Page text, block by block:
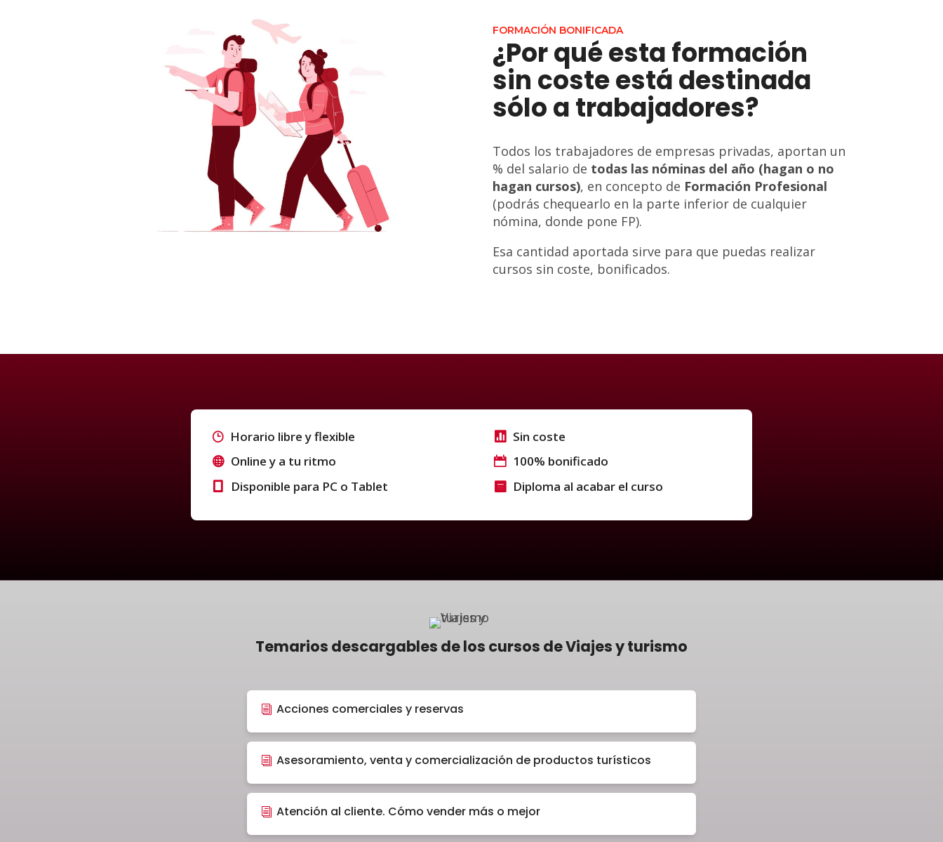
FORMACIÓN BONIFICADA
¿Por qué esta formación
sin coste está destinada
sólo a trabajadores?
Todos los trabajadores de empresas privadas, aportan un
% del salario de todas las nóminas del año (hagan o no
hagan cursos), en concepto de Formación Profesional
(podrás chequearlo en la parte inferior de cualquier
nómina, donde pone FP).
Esa cantidad aportada sirve para que puedas realizar
cursos sin coste, bonificados.
Horario libre y flexible
Online y a tu ritmo
Disponible para PC o Tablet
Sin coste
100% bonificado
Diploma al acabar el curso
Temarios descargables de los cursos de Viajes y turismo
Acciones comerciales y reservas
Asesoramiento, venta y comercialización de productos turísticos
Atención al cliente. Cómo vender más o mejor